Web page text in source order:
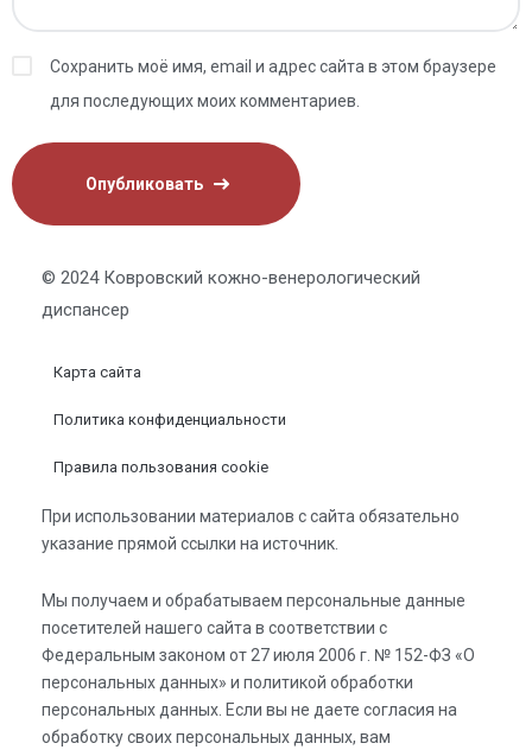
Сохранить моё имя, email и адрес сайта в этом браузере
для последующих моих комментариев.
© 2024 Ковровский кожно-венерологический
диспансер
Карта сайта
Политика конфиденциальности
Правила пользования cookie
При использовании материалов с сайта обязательно
указание прямой ссылки на источник.
Мы получаем и обрабатываем персональные данные
посетителей нашего сайта в соответствии с
Федеральным законом от 27 июля 2006 г. № 152-ФЗ «О
персональных данных» и политикой обработки
персональных данных. Если вы не даете согласия на
обработку своих персональных данных, вам